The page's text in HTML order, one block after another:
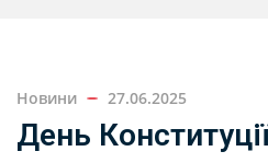
Новини 27.06.2025
День